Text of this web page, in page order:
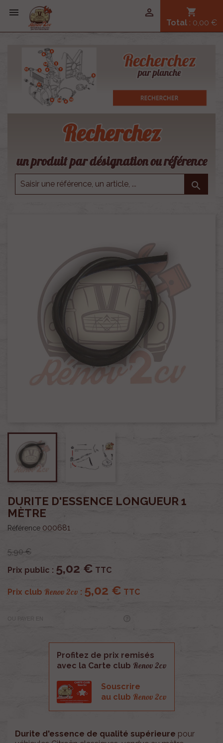
 shopping_cart
Total : 0,00 €

Recherchez
un produit par désignation ou référence

DURITE D'ESSENCE LONGUEUR 1
MÈTRE
Référence 000681
5,90 €
Prix public : 5,02 € TTC
Prix club Renov 2cv : 5,02 € TTC
OU PAYER EN
Profitez de prix remisés
avec la Carte club Renov 2cv
Souscrire
au club Renov 2cv
Durite d'essence de qualité supérieure pour